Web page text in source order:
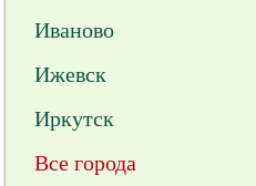
Иваново
Ижевск
Иркутск
Все города